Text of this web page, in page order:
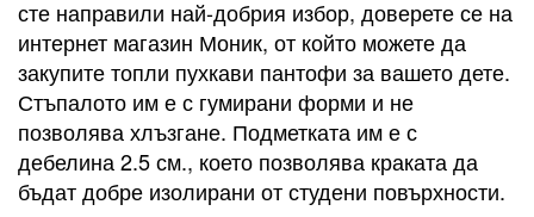
сте направили най-добрия избор, доверете се на
интернет магазин Моник, от който можете да
закупите топли пухкави пантофи за вашето дете.
Стъпалото им е с гумирани форми и не
позволява хлъзгане. Подметката им е с
дебелина 2.5 см., което позволява краката да
бъдат добре изолирани от студени повърхности.